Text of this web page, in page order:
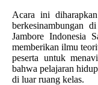
​Acara ini
berkesinambungan
Jambore Indonesia
memberikan ilmu
peserta untuk
bahwa pelajaran
di luar ruang kelas.